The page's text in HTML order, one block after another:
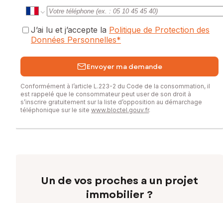
J’ai lu et j’accepte la Politique de Protection des
Données Personnelles*
Envoyer ma demande
Conformément à l’article L.223-2 du Code de la consommation, il
est rappelé que le consommateur peut user de son droit à
s’inscrire gratuitement sur la liste d’opposition au démarchage
téléphonique sur le site www.bloctel.gouv.fr.
Un de vos proches a un projet
immobilier ?